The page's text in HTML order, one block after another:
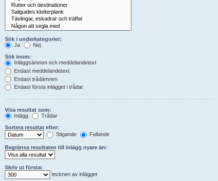
Sök i underkategorier:
Ja
Nej
Sök inom:
Inläggsämnen och meddelandetext
Endast meddelandetext
Endast trådämnen
Endast första inlägget i trådar
Visa resultat som:
Inlägg
Trådar
Sortera resultat efter:
Stigande
Fallande
Begränsa resultaten till inlägg nyare än:
Skriv ut första:
tecknen av inlägget